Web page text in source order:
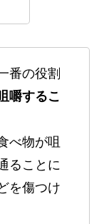
番の役割
嚼するこ
べ物が咀
ることに
を傷つけ